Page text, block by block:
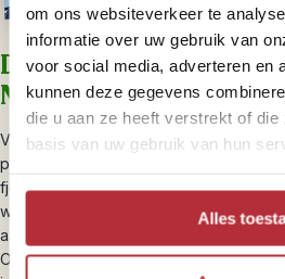
om ons websiteverkeer te
informatie over uw gebruik van
voor social media, adverteren en
kunnen deze gegevens
die u aan ze heeft verstrekt of
basis van uw gebruik van hun
Alles
Dag 8 – Fjordcruise
Nærøyfjord
Vandaag staat een fjordcruise door de
programma. Dit UNESCO-
fjorden van Noorwegen, met steile
water uittorenen. Je stapt aan boord
aangedreven schip, waardoor je
Onderweg passeer je watervallen,